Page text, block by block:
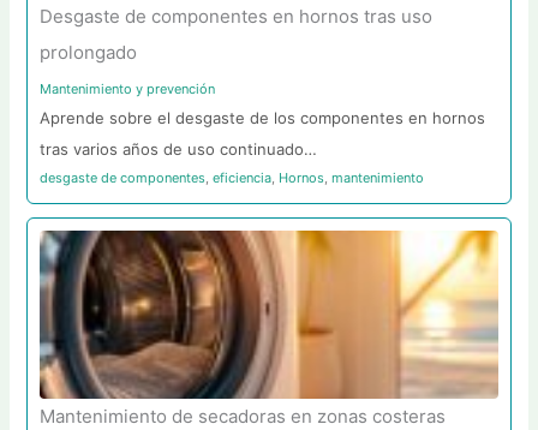
Desgaste de componentes en hornos tras uso
prolongado
Mantenimiento y prevención
Aprende sobre el desgaste de los componentes en hornos
tras varios años de uso continuado…
desgaste de componentes,eficiencia, Hornos,mantenimiento
Mantenimiento de secadoras en zonas costeras